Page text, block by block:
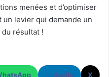
menées et d’optimiser
un levier qui demande un
résultat !
LinkedIn X